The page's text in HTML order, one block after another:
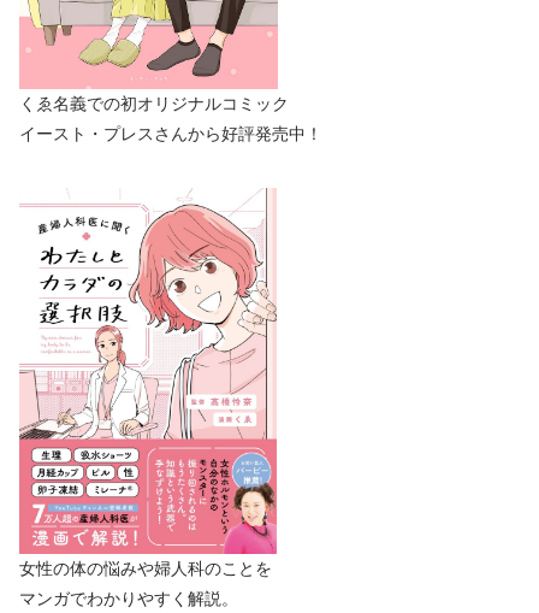
くゑ名義での初オリジナルコミック
イースト・プレスさんから好評発売中！
女性の体の悩みや婦人科のことを
マンガでわかりやすく解説。